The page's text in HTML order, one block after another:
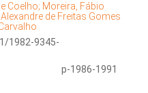
Coelho; Moreira, Fábio
Alexandre de Freitas Gomes
1982-9345-
p-1986-1991